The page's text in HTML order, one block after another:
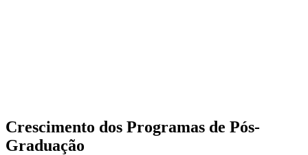
Crescimento dos Programas de Pós-
Graduação